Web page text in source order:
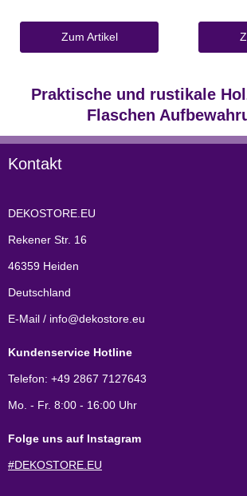
Zum Artikel
Praktische und rustikale
Flaschen
Kontakt
DEKOSTORE.EU
Rekener Str. 16
46359 Heiden
Deutschland
E-Mail / info@dekostore.eu
Kundenservice Hotline
Telefon: +49 2867 7127643
Mo. - Fr. 8:00 - 16:00 Uhr
Folge uns auf Instagram
#DEKOSTORE.EU